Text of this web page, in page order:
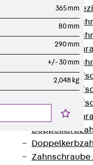
Zurück
Zahnschraube
365 mm
80 mm
290 mm
+/- 30 mm
2,048 kg